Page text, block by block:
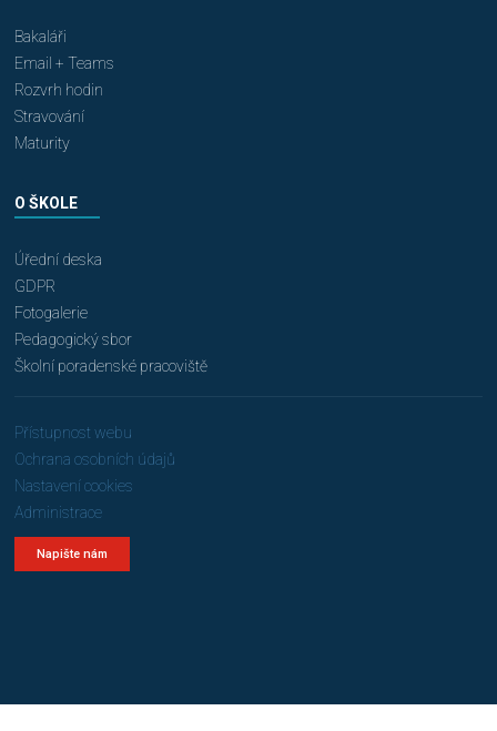
Bakaláři
Email + Teams
Rozvrh hodin
Stravování
Maturity
O ŠKOLE
Úřední deska
GDPR
Fotogalerie
Pedagogický sbor
Školní poradenské pracoviště
Přístupnost webu
Ochrana osobních údajů
Nastavení cookies
Administrace
Napište nám